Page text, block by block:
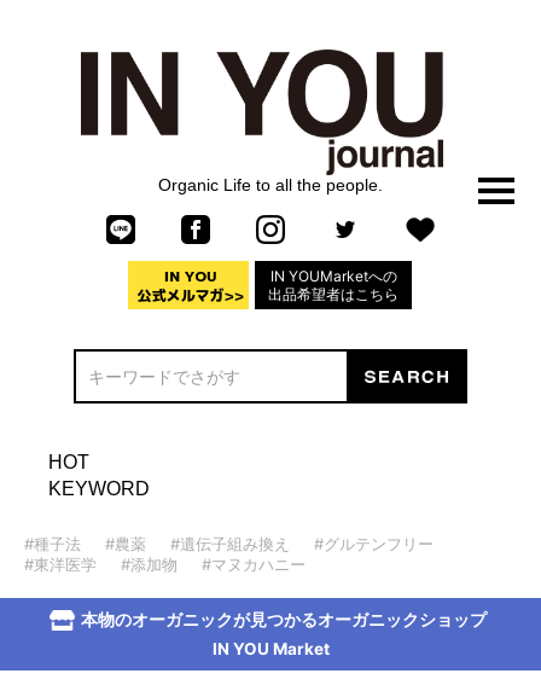
Organic Life to all the people.
IN YOUMarketへの
出品希望者はこちら
HOT
KEYWORD
#種子法 #農薬 #遺伝子組み換え
#グルテンフリー
#東洋医学
#添加物 #マヌカハニー
本物のオーガニックが見つかるオーガニックショップ
IN YOU Market